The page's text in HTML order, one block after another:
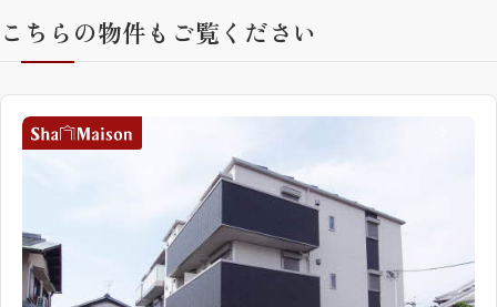
こちらの物件もご覧ください